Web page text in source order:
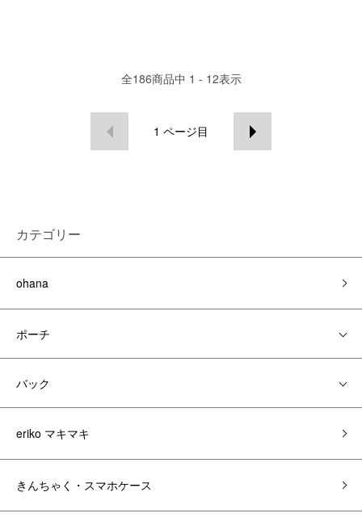
全186商品中 1 - 12表示
1 ページ目
カテゴリー
ohana
ポーチ
バック
eriko マキマキ
きんちゃく・スマホケース